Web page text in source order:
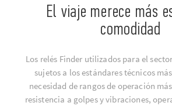
El viaje merece más
comodidad
Los relés Finder utilizados para el
sujetos a los estándares técnicos
necesidad de rangos de operación
resistencia a golpes y vibraciones,